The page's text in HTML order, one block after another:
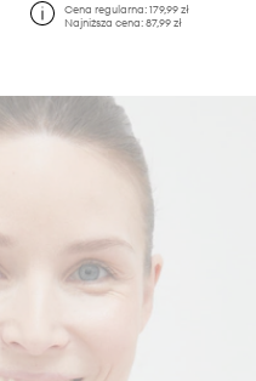
Cena regularna:179,99 zł
Najniższa cena:87,99 zł